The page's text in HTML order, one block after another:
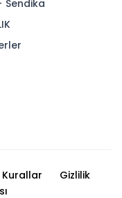
Sendika
Kurallar
Gizlilik